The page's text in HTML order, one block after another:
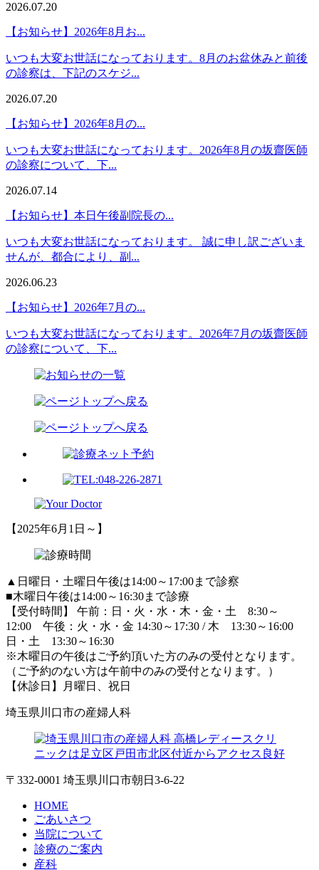
2026.07.20
【お知らせ】2026年8月お...
いつも大変お世話になっております。8月のお盆休みと前後
の診察は、下記のスケジ...
2026.07.20
【お知らせ】2026年8月の...
いつも大変お世話になっております。2026年8月の坂齋医師
の診察について、下...
2026.07.14
【お知らせ】本日午後副院長の...
いつも大変お世話になっております。 誠に申し訳ございま
せんが、都合により、副...
2026.06.23
【お知らせ】2026年7月の...
いつも大変お世話になっております。2026年7月の坂齋医師
の診察について、下...
【2025年6月1日～】
▲日曜日・土曜日午後は14:00～17:00まで診察
■木曜日午後は14:00～16:30まで診療
【受付時間】 午前：日・火・水・木・金・土 8:30～
12:00 午後：火・水・金 14:30～17:30 / 木 13:30～16:00
日・土 13:30～16:30
※木曜日の午後はご予約頂いた方のみの受付となります。
（ご予約のない方は午前中のみの受付となります。）
【休診日】月曜日、祝日
埼玉県川口市の産婦人科
〒332-0001 埼玉県川口市朝日3-6-22
HOME
ごあいさつ
当院について
診療のご案内
産科